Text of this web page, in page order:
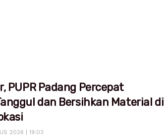
PUPR Padang Percepat
dan Bersihkan Material di
2026 | 19:03